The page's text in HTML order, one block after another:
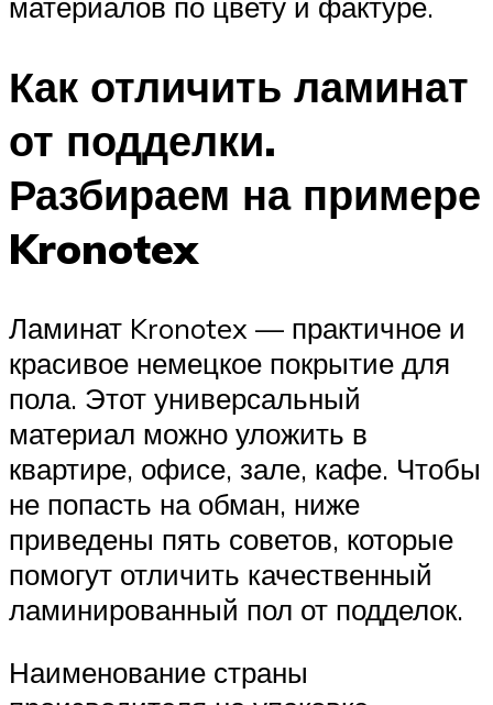
Как отличить ламинат
от подделки.
Разбираем на примере
Kronotex
Ламинат Kronotex — практичное и
красивое немецкое покрытие для
пола. Этот универсальный
материал можно уложить в
квартире, офисе, зале, кафе. Чтобы
не попасть на обман, ниже
приведены пять советов, которые
помогут отличить качественный
ламинированный пол от подделок.
Наименование страны